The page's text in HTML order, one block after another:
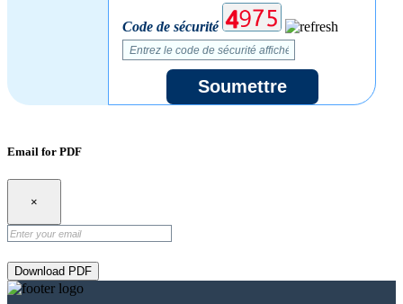
Code de sécurité
Soumettre
Email for PDF
×
Download PDF